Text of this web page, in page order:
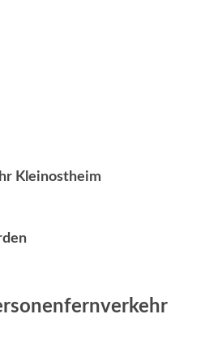
Kleinostheim